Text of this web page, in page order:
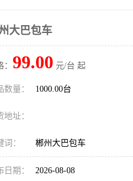
大巴包车
99.00 元/台 起
数量： 1000.00台
地址：
词： 郴州大巴包车
日期： 2026-08-08